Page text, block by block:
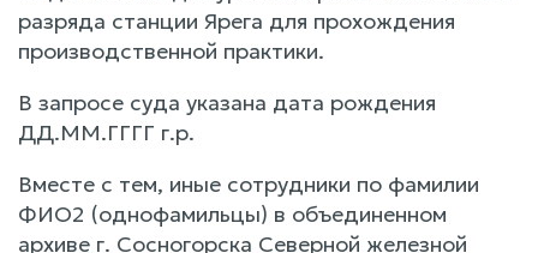
разряда станции Ярега для прохождения
производственной практики.
В запросе суда указана дата рождения
ДД.ММ.ГГГГ г.р.
Вместе с тем, иные сотрудники по фамилии
ФИО2 (однофамильцы) в объединенном
архиве г. Сосногорска Северной железной